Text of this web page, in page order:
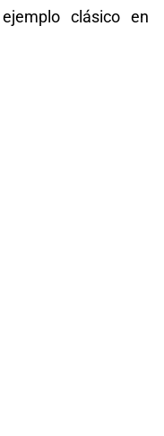
clásico en